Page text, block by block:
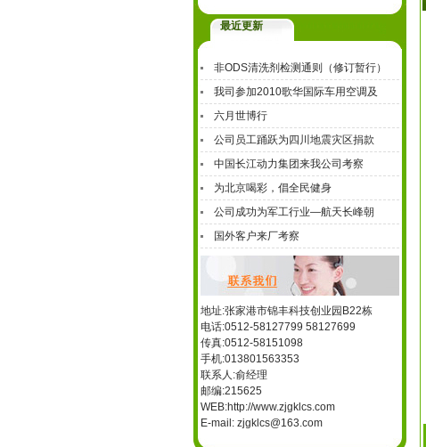
最近更新
非ODS清洗剂检测通则（修订暂行）
我司参加2010歌华国际车用空调及
六月世博行
公司员工踊跃为四川地震灾区捐款
中国长江动力集团来我公司考察
为北京喝彩，倡全民健身
公司成功为军工行业—航天长峰朝
国外客户来厂考察
地址:张家港市锦丰科技创业园B22栋
电话:0512-58127799 58127699
传真:0512-58151098
手机:013801563353
联系人:俞经理
邮编:215625
WEB:http://www.zjgklcs.com
E-mail: zjgklcs@163.com